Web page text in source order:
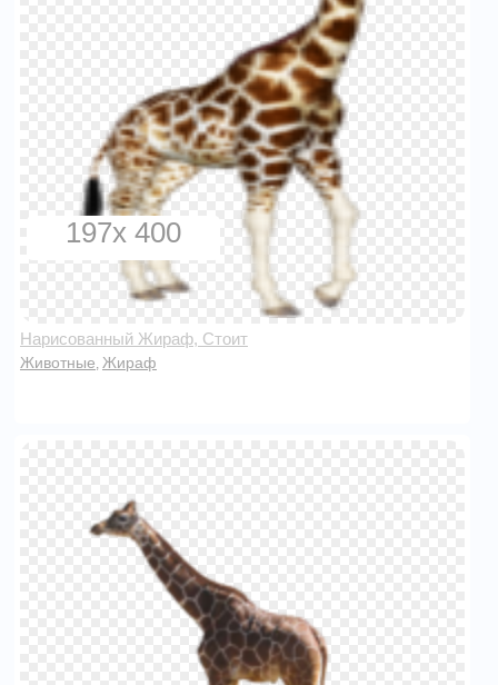
197x 400
Нарисованный Жираф, Стоит
Животные Жираф